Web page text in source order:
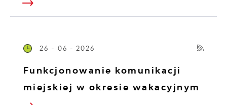
26 - 06 - 2026
Funkcjonowanie komunikacji
miejskiej w okresie wakacyjnym